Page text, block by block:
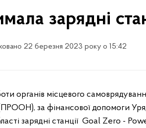
зарядні
22 березня 2023 року о 15:42
за фінансової допомоги
зарядні станції Goal Zero -